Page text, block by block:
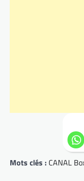
Mots clés : CANAL